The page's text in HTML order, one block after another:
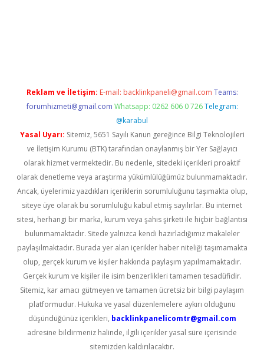
Reklam ve İletişim: E-mail: backlinkpaneli@gmail.com Teams:
forumhizmeti@gmail.com Whatsapp: 0262 606 0 726 Telegram:
@karabul
Yasal Uyarı: Sitemiz, 5651 Sayılı Kanun gereğince Bilgi Teknolojileri
ve İletişim Kurumu (BTK) tarafından onaylanmış bir Yer Sağlayıcı
olarak hizmet vermektedir. Bu nedenle, sitedeki içerikleri proaktif
olarak denetleme veya araştırma yükümlülüğümüz bulunmamaktadır.
Ancak, üyelerimiz yazdıkları içeriklerin sorumluluğunu taşımakta olup,
siteye üye olarak bu sorumluluğu kabul etmiş sayılırlar. Bu internet
sitesi, herhangi bir marka, kurum veya şahıs şirketi ile hiçbir bağlantısı
bulunmamaktadır. Sitede yalnızca kendi hazırladığımız makaleler
paylaşılmaktadır. Burada yer alan içerikler haber niteliği taşımamakta
olup, gerçek kurum ve kişiler hakkında paylaşım yapılmamaktadır.
Gerçek kurum ve kişiler ile isim benzerlikleri tamamen tesadüfidir.
Sitemiz, kar amacı gütmeyen ve tamamen ücretsiz bir bilgi paylaşım
platformudur. Hukuka ve yasal düzenlemelere aykırı olduğunu
düşündüğünüz içerikleri, backlinkpanelicomtr@gmail.com
adresine bildirmeniz halinde, ilgili içerikler yasal süre içerisinde
sitemizden kaldırılacaktır.